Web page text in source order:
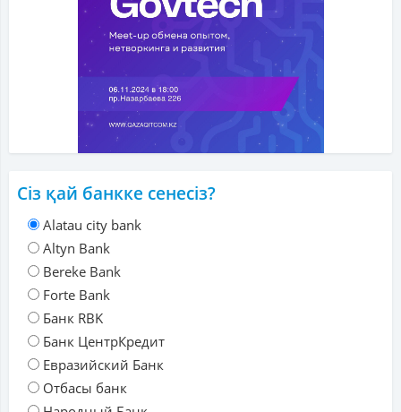
Сіз қай банкке сенесіз?
Alatau city bank
Altyn Bank
Bereke Bank
Forte Bank
Банк RBK
Банк ЦентрКредит
Евразийский Банк
Отбасы банк